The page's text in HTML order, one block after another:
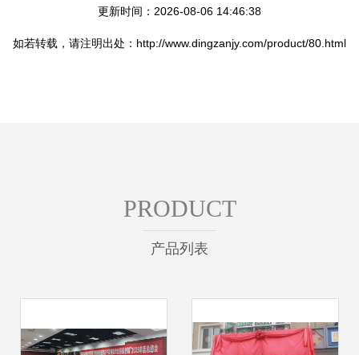
更新时间：2026-08-06 14:46:38
如若转载，请注明出处：http://www.dingzanjy.com/product/80.html
PRODUCT
产品列表